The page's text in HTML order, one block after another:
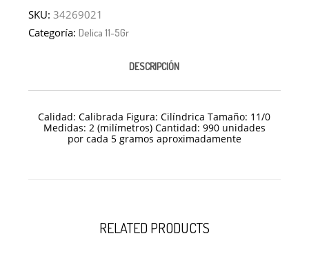
SKU:34269021
Categoría:Delica 11-5Gr
DESCRIPCIÓN
Calidad: Calibrada Figura: Cilíndrica Tamaño: 11/0
Medidas: 2 (milímetros) Cantidad: 990 unidades
por cada 5 gramos aproximadamente
RELATED PRODUCTS